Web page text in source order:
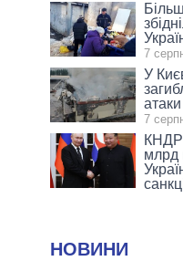
7
У
7
КНДР
млрд
НОВИНИ